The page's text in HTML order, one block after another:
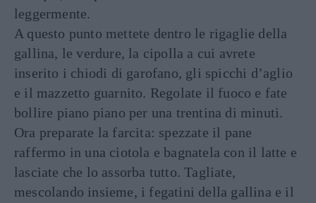
leggermente.
A questo punto mettete dentro le rigaglie della
gallina, le verdure, la cipolla a cui avrete
inserito i chiodi di garofano, gli spicchi d’aglio
e il mazzetto guarnito. Regolate il fuoco e fate
bollire piano piano per una trentina di minuti.
Ora preparate la farcita: spezzate il pane
raffermo in una ciotola e bagnatela con il latte e
lasciate che lo assorba tutto. Tagliate,
mescolando insieme, i fegatini della gallina e il